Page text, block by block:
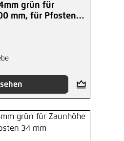
grün für
mm, für Pfosten